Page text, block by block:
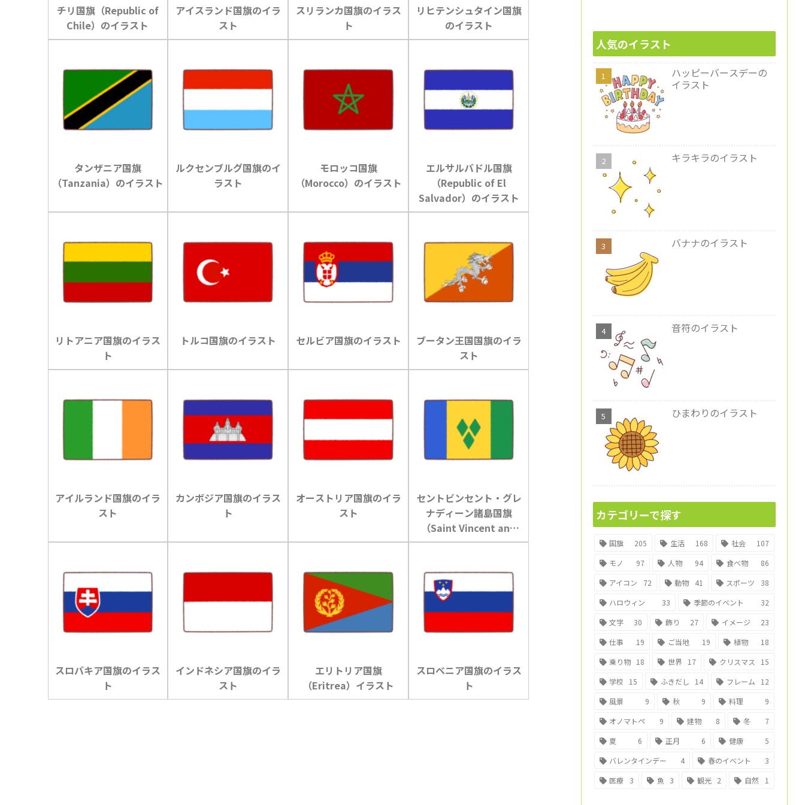
チリ国旗（Republic of
Chile）のイラスト
アイスランド国旗のイラ
スト
スリランカ国旗のイラス
ト
リヒテンシュタイン国旗
のイラスト
タンザニア国旗
（Tanzania）のイラスト
ルクセンブルグ国旗のイ
ラスト
モロッコ国旗
（Morocco）のイラスト
エルサルバドル国旗
（Republic of El
Salvador）のイラスト
リトアニア国旗のイラス
ト
トルコ国旗のイラスト セルビア国旗のイラスト
ブータン王国国旗のイラ
スト
アイルランド国旗のイラ
スト
カンボジア国旗のイラス
ト
オーストリア国旗のイラ
スト
セントビンセント・グレ
ナディーン諸島国旗
（Saint Vincent and
the Grenadines）のイラ
スロバキア国旗のイラス
ト
インドネシア国旗のイラ
スト
エリトリア国旗
（Eritrea）イラスト
スロベニア国旗のイラス
ト
人気のイラスト
ハッピーバースデーの
イラスト
キラキラのイラスト
バナナのイラスト
音符のイラスト
ひまわりのイラスト
カテゴリーで探す
国旗 205 生活 168 社会
107
モノ
97 人物 94 食べ物
86
アイコン
72 動物 41 スポーツ
38
ハロウィン
33 季節のイベント
32
文字
30 飾り 27 イメージ
23
仕事
19 ご当地 19 植物
18
乗り物 18 世界 17 クリスマス
15
学校
15 ふきだし 14 フレーム
12
風景
9 秋 9 料理
9
オノマトペ
9 建物 8 冬
7
夏
6 正月 6 健康
5
バレンタインデー
4 春のイベント
3
医療
3 魚 3 観光 2 自然 1